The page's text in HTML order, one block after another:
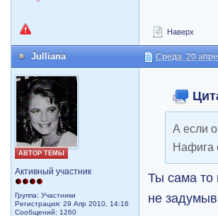
Наверх
Julliana Среда, 20
АВТОР ТЕМЫ
Активный участник
Группа: Участники
Регистрация: 29 Апр 2010, 14:16
Сообщений: 1260
А если
Нафига
Ты сама то
не